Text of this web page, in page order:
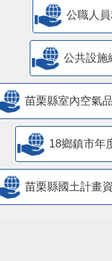
公職人
公共設施
苗栗縣室內空氣
18鄉鎮市年
苗栗縣國土計畫